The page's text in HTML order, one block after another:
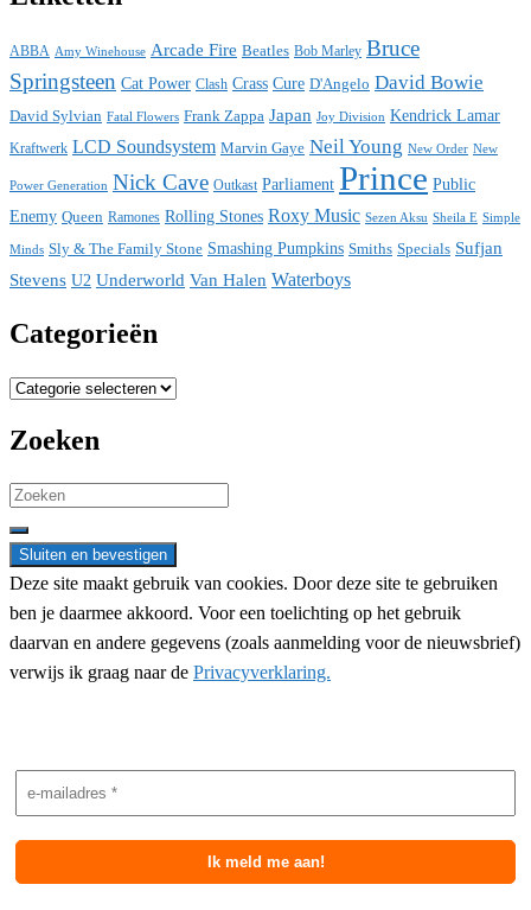
ABBA Amy Winehouse Arcade Fire Beatles Bob Marley Bruce
Springsteen Cat Power Clash Crass Cure D'Angelo David Bowie
David Sylvian Fatal Flowers Frank Zappa Japan Joy Division Kendrick Lamar
Kraftwerk LCD Soundsystem Marvin Gaye Neil Young New Order New
Power Generation Nick Cave Outkast Parliament Prince Public
Enemy Queen Ramones Rolling Stones Roxy Music Sezen Aksu Sheila E Simple
Minds Sly & The Family Stone Smashing Pumpkins Smiths Specials Sufjan
Stevens U2 Underworld Van Halen Waterboys
Categorieën
Categorieën
Zoeken
Search
for:
Deze site maakt gebruik van cookies. Door deze site te gebruiken
ben je daarmee akkoord. Voor een toelichting op het gebruik
daarvan en andere gegevens (zoals aanmelding voor de nieuwsbrief)
verwijs ik graag naar de Privacyverklaring.